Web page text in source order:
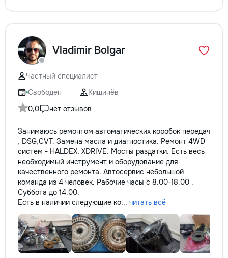
Vladimir Bolgar
Частный специалист
Свободен
Кишинёв
0,0
нет отзывов
Занимаюсь ремонтом автоматических коробок передач
, DSG,CVT. Замена масла и диагностика. Ремонт 4WD
систем - HALDEX, XDRIVE. Мосты раздатки. Есть весь
необходимый инструмент и оборудование для
качественного ремонта. Автосервис небольшой
команда из 4 человек. Рабочие часы с 8.00-18.00 .
Суббота до 14.00.
Есть в наличии следующие ко... читать всё